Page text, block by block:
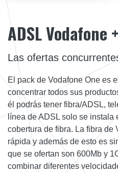
ADSL Vodafone
Las ofertas
El pack de Vodafone One es
concentrar todos sus
él podrás tener fibra/ADSL,
línea de ADSL solo se instala
cobertura de fibra. La fibra de
rápida y además de esto es
que se ofertan son 600Mb y
combinar diferentes